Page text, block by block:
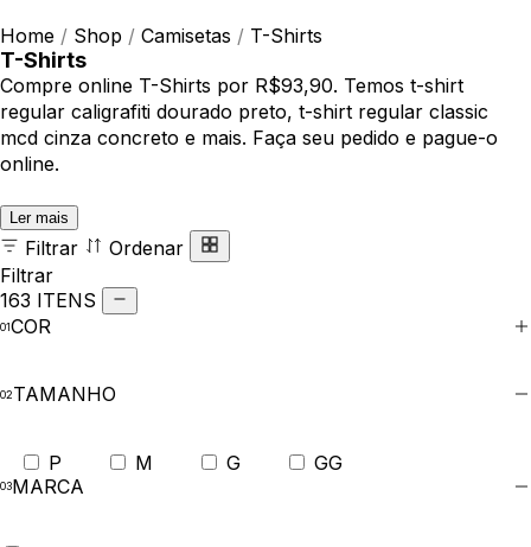
Home / Shop / Camisetas / T-Shirts
T-Shirts
Compre online T-Shirts por R$93,90. Temos t-shirt
regular caligrafiti dourado preto, t-shirt regular classic
mcd cinza concreto e mais. Faça seu pedido e pague-o
online.
Ler mais
Filtrar
Ordenar
Filtrar
163 ITENS
COR
TAMANHO
P M G
GG
MARCA